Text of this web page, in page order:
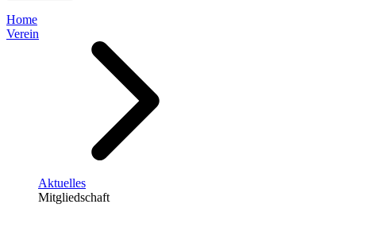
Home
Verein
Aktuelles
Mitgliedschaft